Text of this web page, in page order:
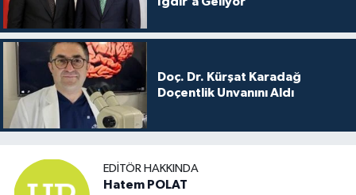
Doç. Dr. Kürşat Karadağ
Doçentlik Unvanını Aldı
EDITÖR HAKKINDA
Hatem POLAT